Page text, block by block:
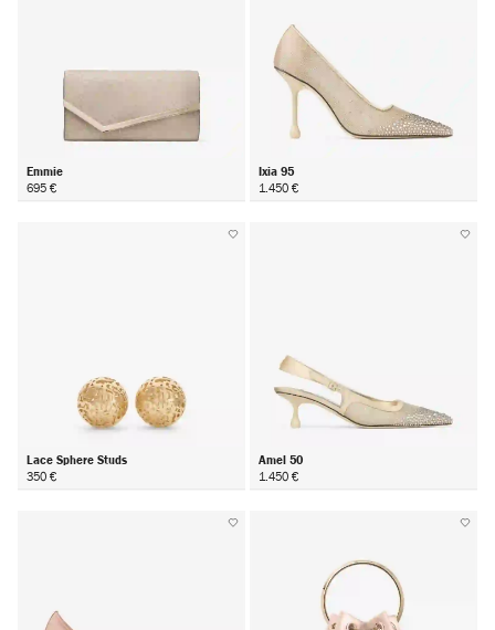
Emmie
695 €
Ixia 95
1.450 €
Lace Sphere Studs
350 €
Amel 50
1.450 €